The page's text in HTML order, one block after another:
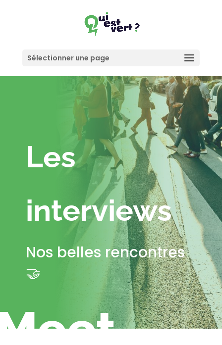
Sélectionner une page
Les
interviews
Nos belles rencontres
🤝